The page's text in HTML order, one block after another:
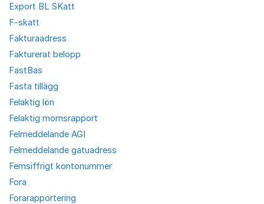
Export BL SKatt
F-skatt
Fakturaadress
Fakturerat belopp
FastBas
Fasta tillägg
Felaktig lön
Felaktig momsrapport
Felmeddelande AGI
Felmeddelande gatuadress
Femsiffrigt kontonummer
Fora
Forarapportering